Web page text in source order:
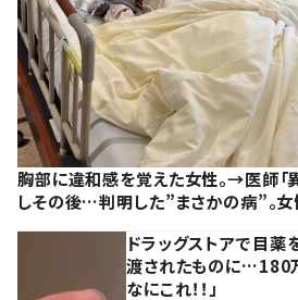
胸部に違和感を覚えた女性。→医師「
しその後…判明した”まさかの病”。
ドラッグストアで目
渡されたものに…180万
なにこれ！！」